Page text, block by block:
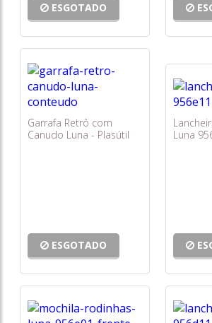
ESGOTADO
Garrafa Retrô com
Canudo Luna - Plasútil
ESGOTADO
Luna